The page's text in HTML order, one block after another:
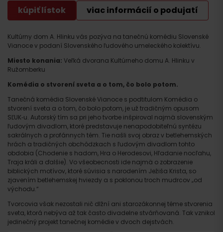
Kultúrny dom A. Hlinku vás pozýva na tanečnú komédiu Slovenské
Vianoce v podaní Slovenského ľudového umeleckého kolektívu.
Miesto konania: Veľká dvorana Kultúrneho domu A. Hlinku v
Ružomberku
Komédia o stvorení sveta a o tom, čo bolo potom.
Tanečná komédia Slovenské Vianoce s podtitulom Komédia o
stvorení sveta a o tom, čo bolo potom, je už tradičným opusom
SĽUK‑u. Autorský tím sa pri jeho tvorbe inšpiroval najmä slovenským
ľudovým divadlom, ktoré predstavuje nenapodobiteľnú syntézu
sakrálnych a profánnych tém. Tie našli svoj obraz v betlehemských
hrách a tradičných obchôdzkach s ľudovým divadlom tohto
obdobia (Chodenie s hadom, Hra o Herodesovi, Hľadanie nocľahu,
Traja králi a ďalšie). Vo všeobecnosti ide najmä o zobrazenie
biblických motívov, ktoré súvisia s narodením Ježiša Krista, so
zjavením betlehemskej hviezdy a s poklonou troch mudrcov „od
východu.“
Tvorcovia však nezostali nič dlžní ani starozákonnej téme stvorenia
sveta, ktorá nebýva až tak často divadelne stvárňovaná. Tak vznikol
jedinečný projekt tanečnej komédie v dvoch dejstvách.
kúpiť lístok viac informácií o podujatí